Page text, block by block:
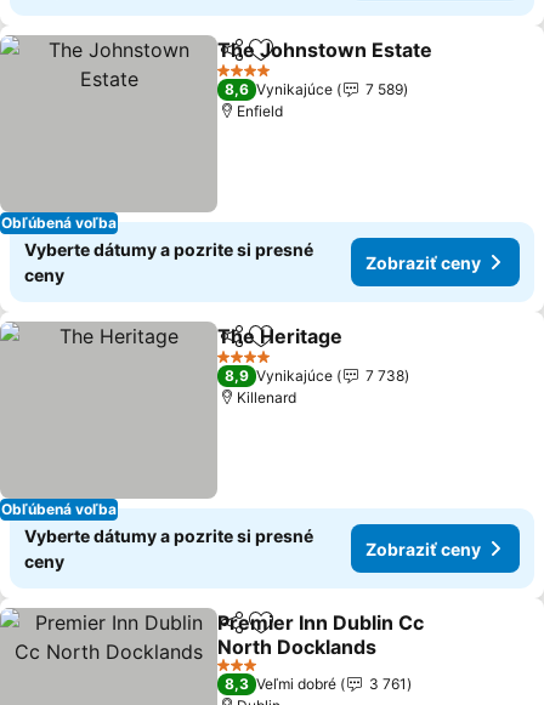
Obľúbená voľba
ZdieľaťPridať do obľúbených
The Johnstown Estate
4 Počet hviezdičiek
8,6 Vynikajúce
7 589
Enfield
Vyberte dátumy a pozrite si presné
ceny
Zobraziť ceny
Obľúbená voľba
ZdieľaťPridať do obľúbených
The Heritage
4 Počet hviezdičiek
8,9 Vynikajúce
7 738
Killenard
Vyberte dátumy a pozrite si presné
ceny
Zobraziť ceny
ZdieľaťPridať do obľúbených
Premier Inn Dublin Cc
North Docklands
Zobraziť ceny
3 Počet hviezdičiek
8,3 Veľmi dobré
3 761